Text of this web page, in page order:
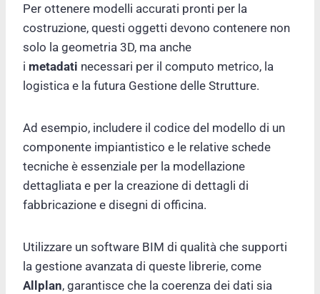
Per ottenere modelli accurati pronti per la
costruzione, questi oggetti devono contenere non
solo la geometria 3D, ma anche
i metadati necessari per il computo metrico, la
logistica e la futura Gestione delle Strutture.
Ad esempio, includere il codice del modello di un
componente impiantistico e le relative schede
tecniche è essenziale per la modellazione
dettagliata e per la creazione di dettagli di
fabbricazione e disegni di officina.
Utilizzare un software BIM di qualità che supporti
la gestione avanzata di queste librerie, come
Allplan, garantisce che la coerenza dei dati sia